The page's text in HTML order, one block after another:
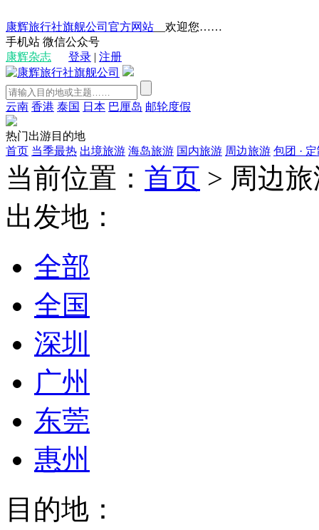
康辉旅行社旗舰公司官方网站 __欢迎您……
手机站 微信公众号
康辉杂志
登录 | 注册
云南 香港 泰国 日本 巴厘岛 邮轮度假
热门出游目的地
首页 当季最热 出境旅游 海岛旅游 国内旅游 周边旅游 包团 ·
当前位置： 首页 > 周边
出发地：
全部
全国
深圳
广州
东莞
惠州
目的地：